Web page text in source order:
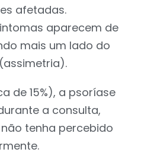
afetadas.
aparecem de
mais um lado do
de 15%), a psoríase
a consulta,
tenha percebido